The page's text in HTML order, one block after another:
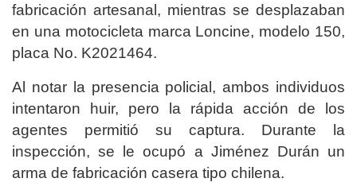
fabricación artesanal, mientras se desplazaban
en una motocicleta marca Loncine, modelo 150,
placa No. K2021464.
Al notar la presencia policial, ambos individuos
intentaron huir, pero la rápida acción de los
agentes permitió su captura. Durante la
inspección, se le ocupó a Jiménez Durán un
arma de fabricación casera tipo chilena.